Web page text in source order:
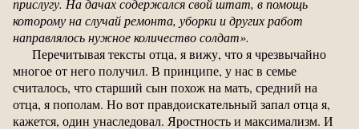
прислугу. На дачах содержался свой штат, в помощь
которому на случай ремонта, уборки и других работ
направлялось нужное количество солдат».
Перечитывая тексты отца, я вижу, что я чрезвычайно
многое от него получил. В принципе, у нас в семье
считалось, что старший сын похож на мать, средний на
отца, я пополам. Но вот правдоискательный запал отца я,
кажется, один унаследовал. Яростность и максимализм. И